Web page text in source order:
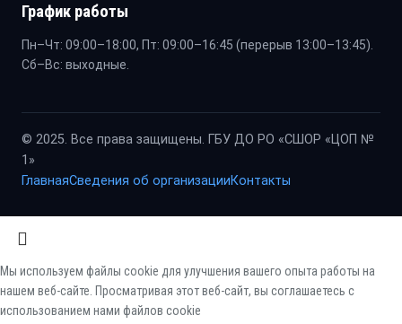
График работы
Пн–Чт: 09:00–18:00, Пт: 09:00–16:45 (перерыв 13:00–13:45).
Сб–Вс: выходные.
© 2025. Все права защищены. ГБУ ДО РО «СШОР «ЦОП №
1»
ГлавнаяСведения об организацииКонтакты
Мы используем файлы cookie для улучшения вашего опыта работы на
нашем веб-сайте. Просматривая этот веб-сайт, вы соглашаетесь с
использованием нами файлов cookie